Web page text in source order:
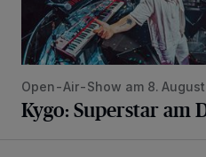
Open-Air-Show am 8.
Kygo: Superstar am